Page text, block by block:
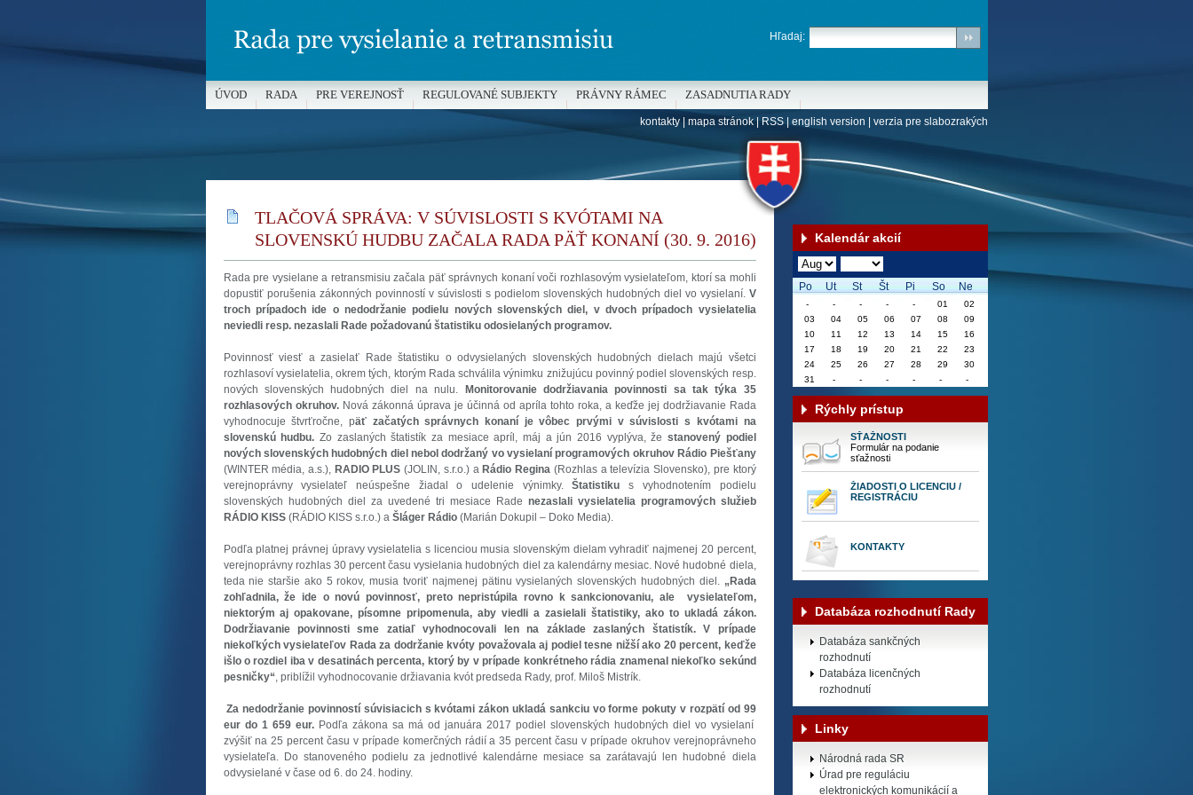
TLAČOVÁ SPRÁVA: V SÚVISLOSTI S KVÓTAMI NA
SLOVENSKÚ HUDBU ZAČALA RADA PÄŤ KONANÍ (30. 9. 2016)
Rada pre vysielane a retransmisiu začala päť správnych konaní voči rozhlasovým vysielateľom, ktorí sa mohli
dopustiť porušenia zákonných povinností v súvislosti s podielom slovenských hudobných diel vo vysielaní. V
troch prípadoch ide o nedodržanie podielu nových slovenských diel, v dvoch prípadoch vysielatelia
neviedli resp. nezaslali Rade požadovanú štatistiku odosielaných programov.
Povinnosť viesť a zasielať Rade štatistiku o odvysielaných slovenských hudobných dielach majú všetci
rozhlasoví vysielatelia, okrem tých, ktorým Rada schválila výnimku znižujúcu povinný podiel slovenských resp.
nových slovenských hudobných diel na nulu.
Monitorovanie dodržiavania povinnosti sa tak týka 35
rozhlasových okruhov.Nová zákonná úprava je účinná od apríla tohto roka, a keďže jej dodržiavanie Rada
vyhodnocuje štvrťročne, päť začatých správnych konaní je vôbec prvými v súvislosti s kvótami na
slovenskú hudbu. Zo zaslaných štatistík za mesiace apríl, máj a jún 2016 vyplýva, že stanovený podiel
nových slovenských hudobných diel nebol dodržaný vo vysielaní programových okruhov Rádio Piešťany
(WINTER média, a.s.), RADIO PLUS (JOLIN, s.r.o.) a Rádio Regina (Rozhlas a televízia Slovensko), pre ktorý
verejnoprávny vysielateľ neúspešne žiadal o udelenie výnimky.Štatistiku s vyhodnotením podielu
slovenských hudobných diel za uvedené tri mesiace Rade nezaslali vysielatelia programových služieb
RÁDIO KISS(RÁDIO KISS s.r.o.) a Šláger Rádio(Marián Dokupil – Doko Media).
Podľa platnej právnej úpravy vysielatelia s licenciou musia slovenským dielam vyhradiť najmenej 20 percent,
verejnoprávny rozhlas 30 percent času vysielania hudobných diel za kalendárny mesiac. Nové hudobné diela,
teda nie staršie ako 5 rokov, musia tvoriť najmenej pätinu vysielaných slovenských hudobných diel. „Rada
zohľadnila, že ide o novú povinnosť, preto nepristúpila rovno k sankcionovaniu, ale vysielateľom,
niektorým aj opakovane, písomne pripomenula, aby viedli a zasielali štatistiky, ako to ukladá zákon.
Dodržiavanie povinnosti sme zatiaľ vyhodnocovali len na základe zaslaných štatistík. V prípade
niekoľkých vysielateľov Rada za dodržanie kvóty považovala aj podiel tesne nižší ako 20 percent, keďže
išlo o rozdiel iba v desatinách percenta, ktorý by v prípade konkrétneho rádia znamenal niekoľko sekúnd
pesničky“, priblížil vyhodnocovanie držiavania kvót predseda Rady, prof. Miloš Mistrík.
Za nedodržanie povinností súvisiacich s kvótami zákon ukladá sankciu vo forme pokuty v rozpätí od 99
eur do 1 659 eur.Podľa zákona sa má od januára 2017 podiel slovenských hudobných diel vo vysielaní
zvýšiť na 25 percent času v prípade komerčných rádií a 35 percent času v prípade okruhov verejnoprávneho
vysielateľa. Do stanoveného podielu za jednotlivé kalendárne mesiace sa zarátavajú len hudobné diela
odvysielané v čase od 6. do 24. hodiny.
Kalendár akcií
Po Ut St Št Pi So Ne
Rýchly prístup
SŤAŽNOSTI
Formulár na podanie
sťažnosti
ŽIADOSTI O LICENCIU /
REGISTRÁCIU
KONTAKTY
Databáza rozhodnutí Rady
Databáza sankčných
rozhodnutí
Databáza licenčných
rozhodnutí
Linky
Národná rada SR
Úrad pre reguláciu
elektronických komunikácií a
Hľadaj:
ÚVOD RADA PRE VEREJNOSŤ REGULOVANÉ SUBJEKTY PRÁVNY RÁMEC ZASADNUTIA RADY
kontakty| mapa stránok|RSS| english version verzia pre slabozrakých